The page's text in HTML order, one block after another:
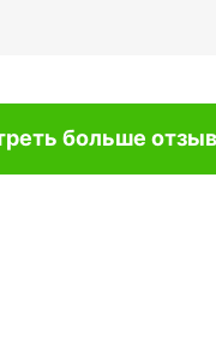
больше